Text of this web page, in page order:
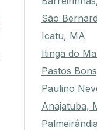
São
Icatu, MA
Itinga do
Pastos
Paulino
Anajatuba,